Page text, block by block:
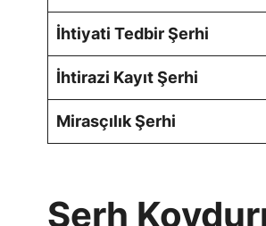
İhtiyati Tedbir Şerhi
İhtirazi Kayıt Şerhi
Mirasçılık Şerhi
Şerh